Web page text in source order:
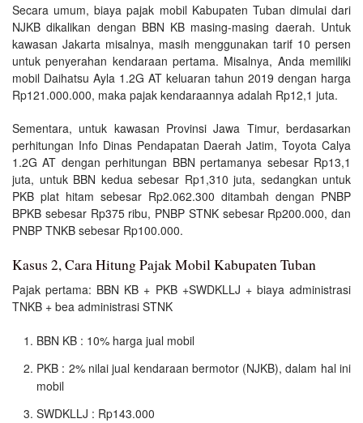
Secara umum, biaya pajak mobil Kabupaten Tuban dimulai dari
NJKB dikalikan dengan BBN KB masing-masing daerah. Untuk
kawasan Jakarta misalnya, masih menggunakan tarif 10 persen
untuk penyerahan kendaraan pertama. Misalnya, Anda memiliki
mobil Daihatsu Ayla 1.2G AT keluaran tahun 2019 dengan harga
Rp121.000.000, maka pajak kendaraannya adalah Rp12,1 juta.
Sementara, untuk kawasan Provinsi Jawa Timur, berdasarkan
perhitungan Info Dinas Pendapatan Daerah Jatim, Toyota Calya
1.2G AT dengan perhitungan BBN pertamanya sebesar Rp13,1
juta, untuk BBN kedua sebesar Rp1,310 juta, sedangkan untuk
PKB plat hitam sebesar Rp2.062.300 ditambah dengan PNBP
BPKB sebesar Rp375 ribu, PNBP STNK sebesar Rp200.000, dan
PNBP TNKB sebesar Rp100.000.
Kasus 2, Cara Hitung Pajak Mobil Kabupaten Tuban
Pajak pertama: BBN KB + PKB +SWDKLLJ + biaya administrasi
TNKB + bea administrasi STNK
BBN KB : 10% harga jual mobil
PKB : 2% nilai jual kendaraan bermotor (NJKB), dalam hal ini
mobil
SWDKLLJ : Rp143.000